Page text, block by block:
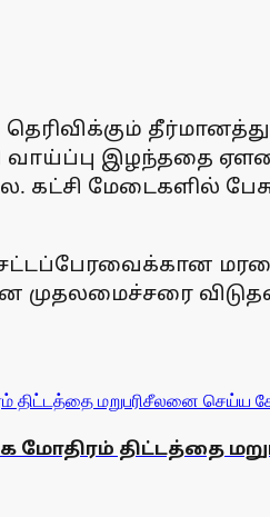
வாய்ப்பு இழந்ததை
கட்சி மேடைகளில்
முதலமைச்சரை
மோதிரம் திட்டத்தை